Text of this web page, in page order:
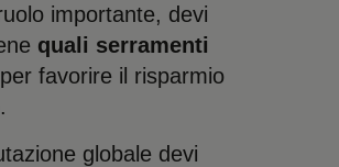
importante, devi
quali serramenti
per favorire il risparmio
globale devi